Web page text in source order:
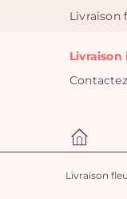
Livraison
Livraison